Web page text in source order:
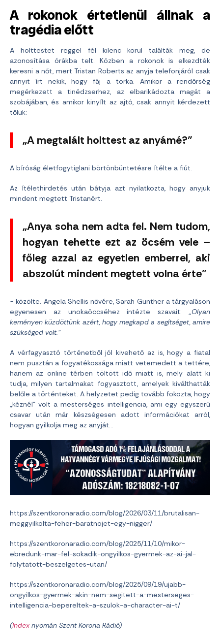
A rokonok értetlenül állnak a
tragédia előtt
A holttestet reggel fél kilenc körül találták meg, de
azonosítása órákba telt. Közben a rokonok is elkezdték
keresni a nőt, mert Tristan Roberts az anyja telefonjáról csak
annyit írt nekik, hogy fáj a torka. Amikor a rendőrség
megérkezett a tinédzserhez, az elbarikádozta magát a
szobájában, és amikor kinyílt az ajtó, csak annyit kérdezett
tőlük:
„A megtalált holttest az anyámé?”
A bíróság életfogytiglani börtönbüntetésre ítélte a fiút.
Az ítélethirdetés után bátyja azt nyilatkozta, hogy anyjuk
mindent megtett Tristanért.
„Anya soha nem adta fel. Nem tudom,
hogyan tehette ezt az öcsém vele –
főleg azzal az egyetlen emberrel, aki
abszolút mindent megtett volna érte”
− közölte. Angela Shellis nővére, Sarah Gunther a tárgyaláson
egyenesen az unokaöccséhez intézte szavait:
„Olyan
keményen küzdöttünk azért, hogy megkapd a segítséget, amire
szükséged volt.”
A vérfagyasztó történetből jól kivehető az is, hogy a fiatal
nem pusztán a fogyatékossága miatt vetemedett a tettére,
hanem az online térben töltött idő miatt is, mely alatt ki
tudja, milyen tartalmakat fogyasztott, amelyek kiválthatták
belőle a történteket. A helyzetet pedig tovább fokozta, hogy
„kéznél” volt a mesterséges intelligencia, ami egy egyszerű
csavar után már készségesen adott információkat arról,
hogyan gyilkolja meg az anyját…
https://szentkoronaradio.com/blog/2026/03/11/brutalisan-
meggyilkolta-feher-baratnojet-egy-nigger/
https://szentkoronaradio.com/blog/2025/11/10/mikor-
ebredunk-mar-fel-sokadik-ongyilkos-gyermek-az-ai-jal-
folytatott-beszelgetes-utan/
https://szentkoronaradio.com/blog/2025/09/19/ujabb-
ongyilkos-gyermek-akin-nem-segitett-a-mesterseges-
intelligencia-bepereltek-a-szulok-a-character-ai-t/
(Index nyomán Szent Korona Rádió)